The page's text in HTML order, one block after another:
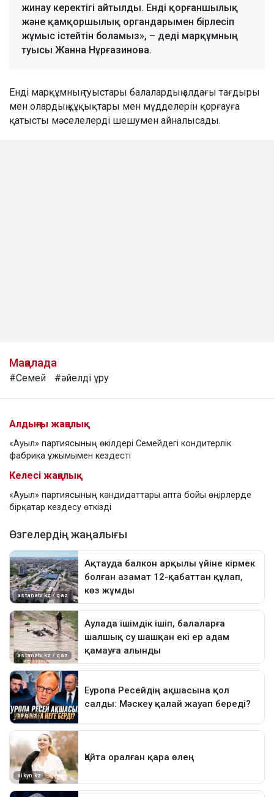
жинау керектігі айтылды. Енді қорғаншылық
және қамқоршылық органдарымен бірлесіп
жұмыс істейтін боламыз», – деді марқұмның
туысы Жанна Нұрғазинова.
Енді марқұмның туыстары балалардың алдағы тағдыры
мен олардың құқықтары мен мүдделерін қорғауға
қатысты мәселелерді шешумен айналысады.
Мақалада
#Семей #әйелді ұру
Алдыңғы жаңалық
«Ауыл» партиясының өкілдері Семейдегі кондитерлік
фабрика ұжымымен кездесті
Келесі жаңалық
«Ауыл» партиясының кандидаттары апта бойы өңірлерде
бірқатар кездесу өткізді